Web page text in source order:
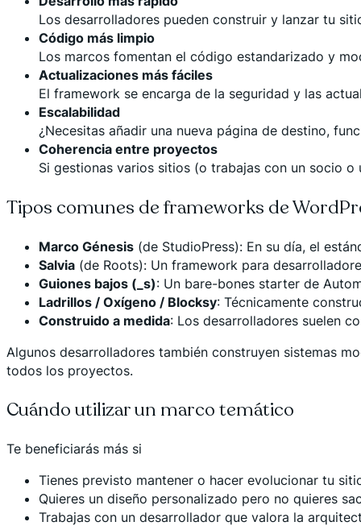
Los desarrolladores pueden construir y lanzar tu
Código más limpio
Los marcos fomentan el código estandarizado y
Actualizaciones más fáciles
El framework se encarga de la seguridad y las
Escalabilidad
¿Necesitas añadir una nueva página de destino,
Coherencia entre proyectos
Si gestionas varios sitios (o trabajas con un socio
Tipos comunes de frameworks de
Marco Génesis (de StudioPress): En su día, el
Salvia (de Roots): Un framework para
Guiones bajos (_s): Un bare-bones starter de
Ladrillos / Oxígeno / Blocksy: Técnicamente
Construido a medida: Los desarrolladores suelen
Algunos desarrolladores también construyen sistemas
todos los proyectos.
Cuándo utilizar un marco temático
Te beneficiarás más si
Tienes previsto mantener o hacer evolucionar tu
Quieres un diseño personalizado pero no quieres
Trabajas con un desarrollador que valora la